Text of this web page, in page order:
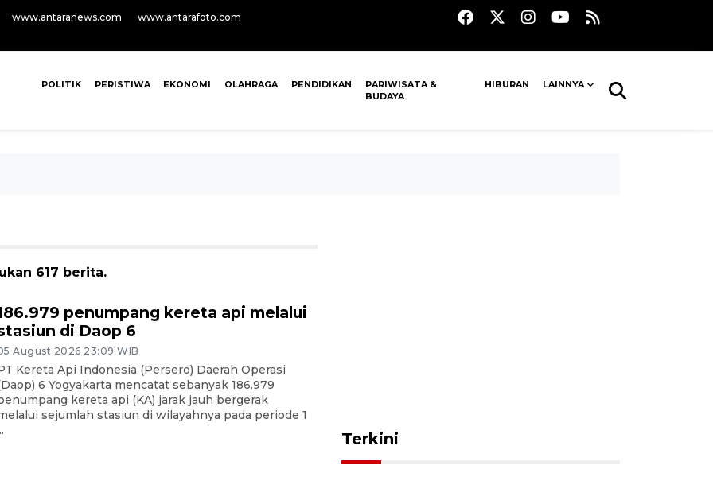
www.antaranews.com www.antarafoto.com
POLITIK PERISTIWA EKONOMI OLAHRAGA PENDIDIKAN
PARIWISATA &
BUDAYA
HIBURAN LAINNYA
617 berita.
penumpang kereta api melalui
di Daop 6
August 2026 23:09 WIB
Kereta Api Indonesia (Persero) Daerah Operasi
6 Yogyakarta mencatat sebanyak 186.979
kereta api (KA) jarak jauh bergerak
sejumlah stasiun di wilayahnya pada periode 1
Terkini